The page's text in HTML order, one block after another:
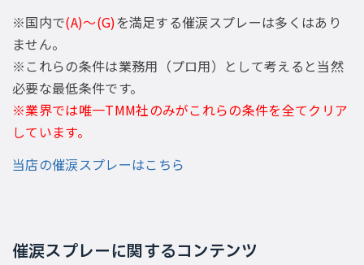
※国内で(A)〜(G)を満足する催涙スプレーは多くはあり
ません。
※これらの条件は業務用（プロ用）として考えると当然
必要な最低条件です。
※業界では唯一TMM社のみがこれらの条件を全てクリア
しています。
当店の催涙スプレーはこちら
催涙スプレーに関するコンテンツ